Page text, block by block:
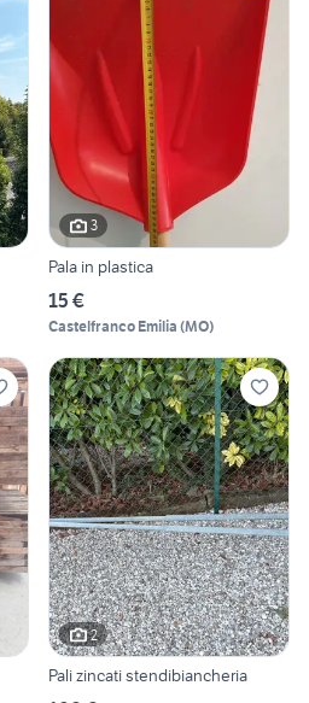
3
Pala in plastica
15 €
Castelfranco Emilia (MO)
2
Pali zincati stendibiancheria